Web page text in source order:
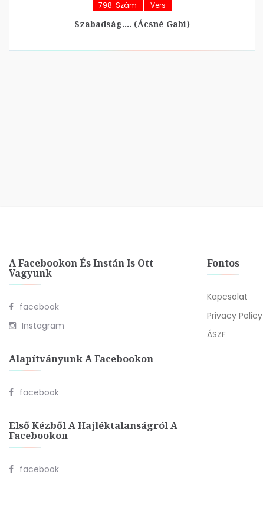
798. Szám Vers
Szabadság…. (Ácsné Gabi)
A Facebookon És Instán Is Ott
Vagyunk
facebook
Instagram
Alapítványunk A Facebookon
facebook
Első Kézből A Hajléktalanságról A
Facebookon
facebook
Fontos
Kapcsolat
Privacy Policy
ÁSZF